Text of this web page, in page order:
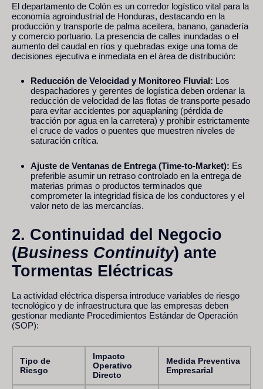
El departamento de Colón es un corredor logístico vital para la
economía agroindustrial de Honduras, destacando en la
producción y transporte de palma aceitera, banano, ganadería
y comercio portuario. La presencia de calles inundadas o el
aumento del caudal en ríos y quebradas exige una toma de
decisiones ejecutiva e inmediata en el área de distribución:
Reducción de Velocidad y Monitoreo Fluvial: Los
despachadores y gerentes de logística deben ordenar la
reducción de velocidad de las flotas de transporte pesado
para evitar accidentes por aquaplaning (pérdida de
tracción por agua en la carretera) y prohibir estrictamente
el cruce de vados o puentes que muestren niveles de
saturación crítica.
Ajuste de Ventanas de Entrega (Time-to-Market): Es
preferible asumir un retraso controlado en la entrega de
materias primas o productos terminados que
comprometer la integridad física de los conductores y el
valor neto de las mercancías.
2. Continuidad del Negocio
(Business Continuity) ante
Tormentas Eléctricas
La actividad eléctrica dispersa introduce variables de riesgo
tecnológico y de infraestructura que las empresas deben
gestionar mediante Procedimientos Estándar de Operación
(SOP):
Tipo de
Riesgo
Impacto
Operativo
Directo
Medida Preventiva
Empresarial